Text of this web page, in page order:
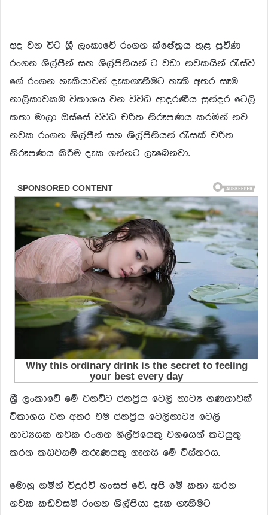
අද වන විට ශ්‍රී ලංකාවේ රංගන ක්ෂේත්‍රය තුළ ප්‍රවීණ
රංගන ශිල්පීන් සහ ශිල්පිනියන් ට වඩා නවකයින් රැස්වී
ගේ රංගන හැකියාවන් දැකගැනීමට හැකි අතර සෑම
නාලිකාවකම විකාශය වන විවිධ ආදරණීය සුන්දර ටෙලි
කතා මාලා ඔස්සේ විවිධ චරිත නිරූපණය කරමින් නව
නවක රංගන ශිල්පීන් සහ ශිල්පිනියන් රැසක් චරිත
නිරූපණය කිරීම දැක ගන්නට ලැබෙනවා.
ශ්‍රී ලංකාවේ මේ වනවිට ජනප්‍රිය ටෙලි නාට්‍ය ගණනාවක්
විකාශය වන අතර එම ජනප්‍රිය ටෙලිනාට්‍ය ටෙලි
නාට්‍යයක නවක රංගන ශිල්පියෙකු වශයෙන් කටයුතු
කරන කඩවසම් තරුණයකු ගැනයි මේ විස්තරය.
මොහු නමින් විදුරවි හංසජ වේ. අපි මේ කතා කරන
නවක කඩවසම් රංගන ශිල්පියා දැක ගැනීමට